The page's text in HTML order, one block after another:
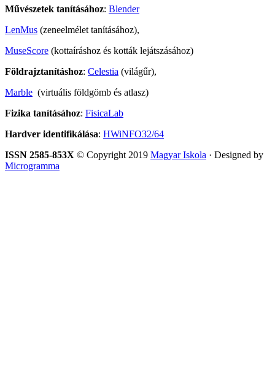
Művészetek tanításához: Blender
LenMus (zeneelmélet tanításához),
MuseScore (kottaíráshoz és kották lejátszásához)
Földrajztanításhoz: Celestia (világűr),
Marble (virtuális földgömb és atlasz)
Fizika tanításához: FisicaLab
Hardver identifikálása: HWiNFO32/64
ISSN 2585-853X © Copyright 2019 Magyar Iskola · Designed by
Microgramma